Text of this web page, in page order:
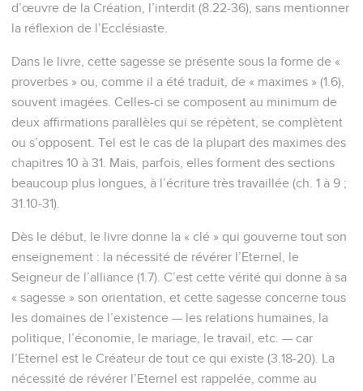
d’œuvre de la Création, l’interdit (8.22-36), sans mentionner
la réflexion de l’Ecclésiaste.
Dans le livre, cette sagesse se présente sous la forme de «
proverbes » ou, comme il a été traduit, de « maximes » (1.6),
souvent imagées. Celles-ci se composent au minimum de
deux affirmations parallèles qui se répètent, se complètent
ou s’opposent. Tel est le cas de la plupart des maximes des
chapitres 10 à 31. Mais, parfois, elles forment des sections
beaucoup plus longues, à l’écriture très travaillée (ch. 1 à 9 ;
31.10-31).
Dès le début, le livre donne la « clé » qui gouverne tout son
enseignement : la nécessité de révérer l’Eternel, le
Seigneur de l’alliance (1.7). C’est cette vérité qui donne à sa
« sagesse » son orientation, et cette sagesse concerne tous
les domaines de l’existence — les relations humaines, la
politique, l’économie, le mariage, le travail, etc. — car
l’Eternel est le Créateur de tout ce qui existe (3.18-20). La
nécessité de révérer l’Eternel est rappelée, comme au